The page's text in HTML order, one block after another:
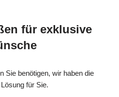
für exklusive
Sie benötigen, wir haben die
für Sie.